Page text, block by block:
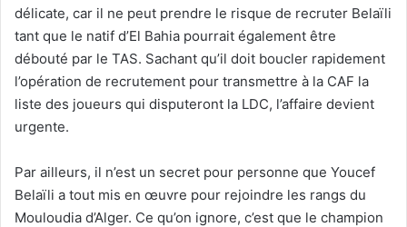
délicate, car il ne peut prendre le risque de recruter Belaïli
tant que le natif d’El Bahia pourrait également être
débouté par le TAS. Sachant qu’il doit boucler rapidement
l’opération de recrutement pour transmettre à la CAF la
liste des joueurs qui disputeront la LDC, l’affaire devient
urgente.
Par ailleurs, il n’est un secret pour personne que Youcef
Belaïli a tout mis en œuvre pour rejoindre les rangs du
Mouloudia d’Alger. Ce qu’on ignore, c’est que le champion